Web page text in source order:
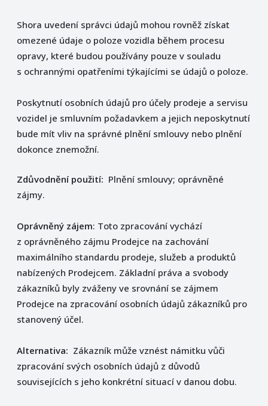
Shora uvedení správci údajů mohou rovněž získat
omezené údaje o poloze vozidla během procesu
opravy, které budou používány pouze v souladu
s ochrannými opatřeními týkajícími se údajů o poloze.
Poskytnutí osobních údajů pro účely prodeje a servisu
vozidel je smluvním požadavkem a jejich neposkytnutí
bude mít vliv na správné plnění smlouvy nebo plnění
dokonce znemožní.
Zdůvodnění použití: Plnění smlouvy; oprávněné
zájmy.
Oprávněný zájem: Toto zpracování vychází
z oprávněného zájmu Prodejce na zachování
maximálního standardu prodeje, služeb a produktů
nabízených Prodejcem. Základní práva a svobody
zákazníků byly zváženy ve srovnání se zájmem
Prodejce na zpracování osobních údajů zákazníků pro
stanovený účel.
Alternativa: Zákazník může vznést námitku vůči
zpracování svých osobních údajů z důvodů
souvisejících s jeho konkrétní situací v danou dobu.